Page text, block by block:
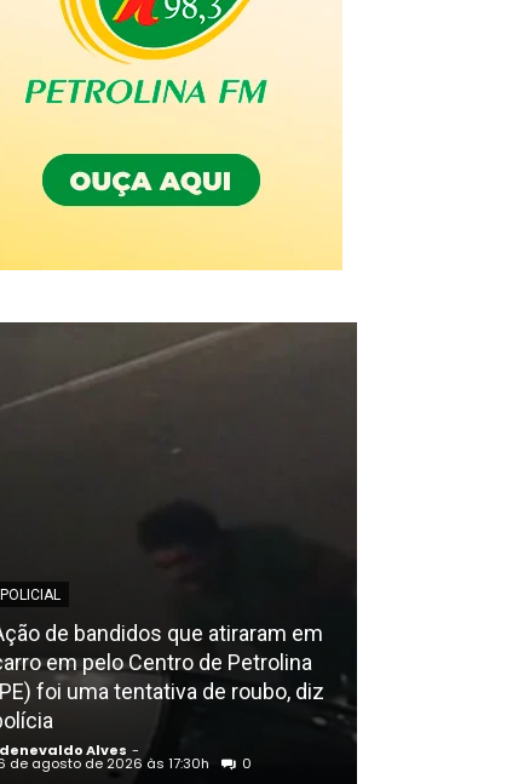
POLICIAL
de bandidos que atiraram em
em pelo Centro de Petrolina
foi uma tentativa de roubo, diz
Alves -
de agosto de 2026 às 17:30h 0